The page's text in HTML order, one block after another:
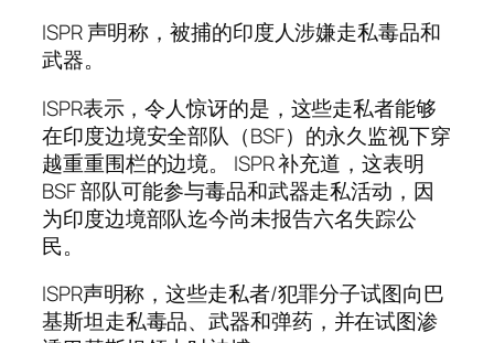
ISPR 声明称，被捕的印度人涉嫌走私毒品和
武器。
ISPR表示，令人惊讶的是，这些走私者能够
在印度边境安全部队（BSF）的永久监视下穿
越重重围栏的边境。 ISPR 补充道，这表明
BSF 部队可能参与毒品和武器走私活动，因
为印度边境部队迄今尚未报告六名失踪公
民。
ISPR声明称，这些走私者/犯罪分子试图向巴
基斯坦走私毒品、武器和弹药，并在试图渗